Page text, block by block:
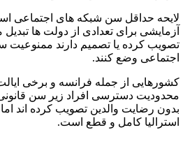
لایحه حداقل سن شبکه های اجتماعی
آزمایشی برای تعدادی از دولت ها تبدیل
تصویب کرده یا تصمیم دارند ممنوعیت
اجتماعی وضع کنند.
کشورهایی از جمله فرانسه و برخی
محدودیت دسترسی افراد زیر سن
بدون رضایت والدین تصویب کرده اند
استرالیا کامل و قطع است.